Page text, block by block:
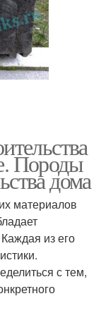
Породы
дома
материалов
из его
с тем,